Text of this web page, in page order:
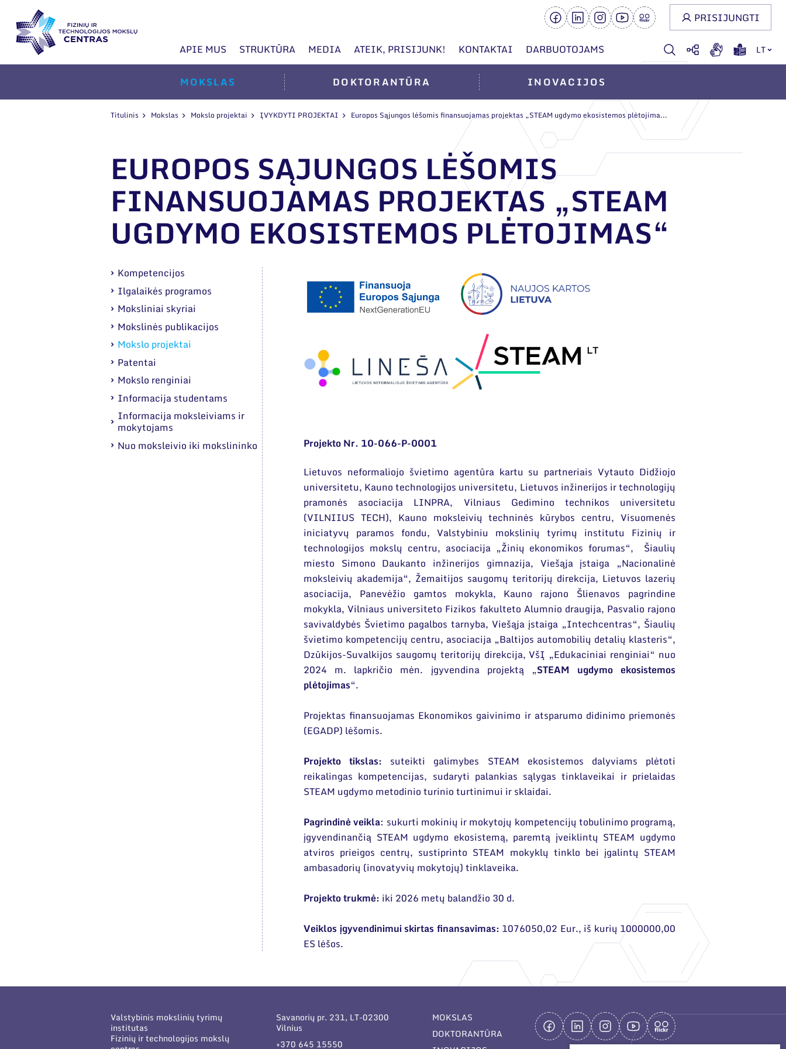
APIE MUS STRUKTŪRA MEDIA ATEIK, PRISIJUNK! KONTAKTAI DARBUOTOJAMS LT
PRISIJUNGTI
MOKSLAS DOKTORANTŪRA INOVACIJOS
Titulinis Mokslas Mokslo projektai ĮVYKDYTI PROJEKTAI Europos Sąjungos lėšomis finansuojamas projektas „STEAM ugdymo ekosistemos plėtojima...
EUROPOS SĄJUNGOS LĖŠOMIS
FINANSUOJAMAS PROJEKTAS „STEAM
UGDYMO EKOSISTEMOS PLĖTOJIMAS“
Kompetencijos
Ilgalaikės programos
Moksliniai skyriai
Mokslinės publikacijos
Mokslo projektai
Patentai
Mokslo renginiai
Informacija studentams
Informacija moksleiviams ir
mokytojams
Nuo moksleivio iki mokslininko
Projekto Nr. 10-066-P-0001
Lietuvos neformaliojo švietimo agentūra kartu su partneriais Vytauto Didžiojo
universitetu, Kauno technologijos universitetu, Lietuvos inžinerijos ir technologijų
pramonės asociacija LINPRA, Vilniaus Gedimino technikos universitetu
(VILNIIUS TECH), Kauno moksleivių techninės kūrybos centru, Visuomenės
iniciatyvų paramos fondu, Valstybiniu mokslinių tyrimų institutu Fizinių ir
technologijos mokslų centru, asociacija „Žinių ekonomikos forumas“, Šiaulių
miesto Simono Daukanto inžinerijos gimnazija, Viešąja įstaiga „Nacionalinė
moksleivių akademija“, Žemaitijos saugomų teritorijų direkcija, Lietuvos lazerių
asociacija, Panevėžio gamtos mokykla, Kauno rajono Šlienavos pagrindine
mokykla, Vilniaus universiteto Fizikos fakulteto Alumnio draugija, Pasvalio rajono
savivaldybės Švietimo pagalbos tarnyba, Viešąja įstaiga „Intechcentras“, Šiaulių
švietimo kompetencijų centru, asociacija „Baltijos automobilių detalių klasteris“,
Dzūkijos-Suvalkijos saugomų teritorijų direkcija, VšĮ „Edukaciniai renginiai“ nuo
2024 m. lapkričio mėn. įgyvendina projektą „STEAM ugdymo ekosistemos
plėtojimas“.
Projektas finansuojamas Ekonomikos gaivinimo ir atsparumo didinimo priemonės
(EGADP) lėšomis.
Projekto tikslas: suteikti galimybes STEAM ekosistemos dalyviams plėtoti
reikalingas kompetencijas, sudaryti palankias sąlygas tinklaveikai ir prielaidas
STEAM ugdymo metodinio turinio turtinimui ir sklaidai.
Pagrindinė veikla: sukurti mokinių ir mokytojų kompetencijų tobulinimo programą,
įgyvendinančią STEAM ugdymo ekosistemą, paremtą įveiklintų STEAM ugdymo
atviros prieigos centrų, sustiprinto STEAM mokyklų tinklo bei įgalintų STEAM
ambasadorių (inovatyvių mokytojų) tinklaveika.
Projekto trukmė: iki 2026 metų balandžio 30 d.
Veiklos įgyvendinimui skirtas finansavimas: 1076050,02 Eur., iš kurių 1000000,00
ES lėšos.
Valstybinis mokslinių tyrimų
institutas
Fizinių ir technologijos mokslų
Savanorių pr. 231, LT-02300
Vilnius
+370 645 15550
MOKSLAS
DOKTORANTŪRA